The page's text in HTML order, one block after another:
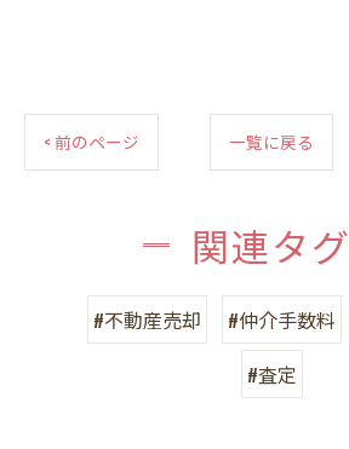
< 前のページ 一覧に戻る
関連タグ
#不動産売却 #仲介手数料
#査定